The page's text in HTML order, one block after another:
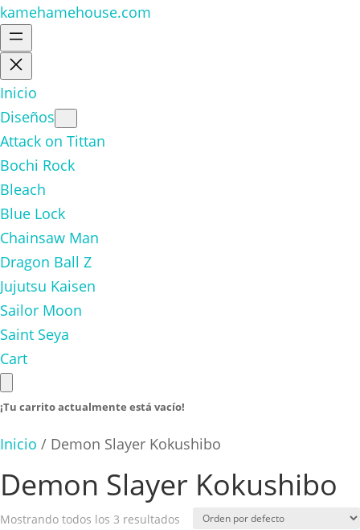
kamehamehouse.com
Inicio
Diseños
Attack on Tittan
Bochi Rock
Bleach
Blue Lock
Chainsaw Man
Dragon Ball Z
Jujutsu Kaisen
Sailor Moon
Saint Seya
Cart
¡Tu carrito actualmente está vacío!
Inicio / Demon Slayer Kokushibo
Demon Slayer Kokushibo
Mostrando todos los 3 resultados